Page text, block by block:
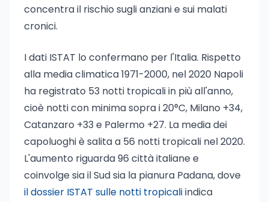
concentra il rischio sugli anziani e sui malati
cronici.
I dati ISTAT lo confermano per l'Italia. Rispetto
alla media climatica 1971-2000, nel 2020 Napoli
ha registrato 53 notti tropicali in più all'anno,
cioè notti con minima sopra i 20°C, Milano +34,
Catanzaro +33 e Palermo +27. La media dei
capoluoghi è salita a 56 notti tropicali nel 2020.
L'aumento riguarda 96 città italiane e
coinvolge sia il Sud sia la pianura Padana, dove
il dossier ISTAT sulle notti tropicaliindica